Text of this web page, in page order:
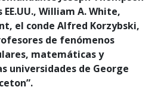
William A. White,
el conde Alfred Korzybski,
de fenómenos
matemáticas y
universidades de George